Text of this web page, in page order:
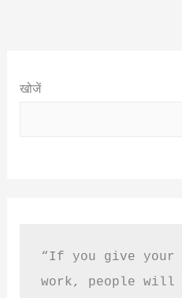
खोजें
“If you give your
work, people will